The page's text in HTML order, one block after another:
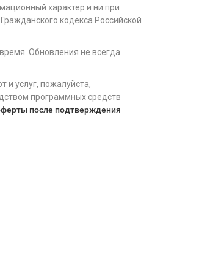
характер и ни при
кодекса Российской
Обновления не всегда
и услуг, пожалуйста,
программных средств
после подтверждения